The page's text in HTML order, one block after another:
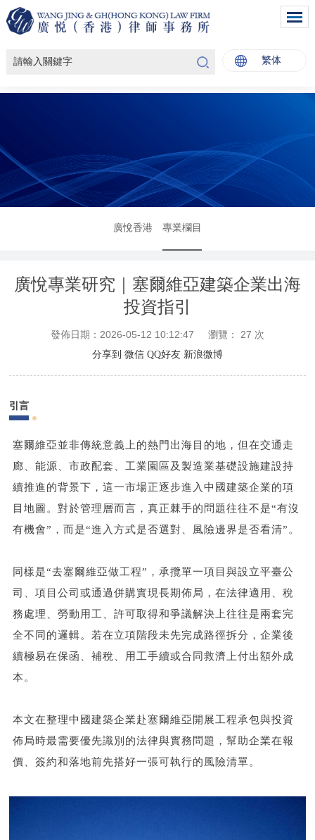
繁体
廣悅香港 專業欄目
廣悅專業研究｜塞爾維亞建築企業出海
投資指引
發佈日期：2026-05-12 10:12:47 瀏覽： 27 次
分享到 微信 QQ好友 新浪微博
引言
塞爾維亞並非傳統意義上的熱門出海目的地，但在交通走
廊、能源、市政配套、工業園區及製造業基礎設施建設持
續推進的背景下，這一市場正逐步進入中國建築企業的項
目地圖。對於管理層而言，真正棘手的問題往往不是“有沒
有機會”，而是“進入方式是否選對、風險邊界是否看清”。
同樣是“去塞爾維亞做工程”，承攬單一項目與設立平臺公
司、項目公司或通過併購實現長期佈局，在法律適用、稅
務處理、勞動用工、許可取得和爭議解決上往往是兩套完
全不同的邏輯。若在立項階段未先完成路徑拆分，企業後
續極易在保函、補稅、用工手續或合同救濟上付出額外成
本。
本文在整理中國建築企業赴塞爾維亞開展工程承包與投資
佈局時最需要優先識別的法律與實務問題，幫助企業在報
價、簽約和落地前先搭好一張可執行的風險清單。